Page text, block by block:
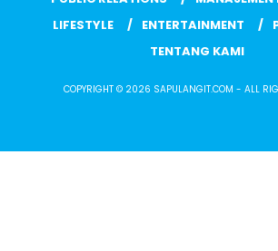
LIFESTYLE
ENTERTAINMENT
TENTANG KAMI
COPYRIGHT © 2026 SAPULANGIT.COM - ALL